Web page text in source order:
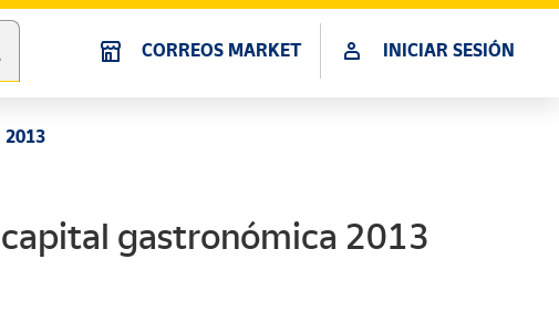
CORREOS MARKET INICIAR SESIÓN
2013
capital gastronómica 2013